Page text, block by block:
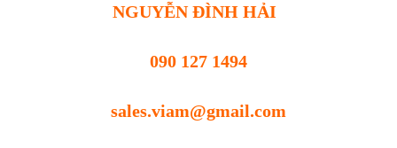
NGUYỄN ĐÌNH HẢI
090 127 1494
sales.viam@gmail.com